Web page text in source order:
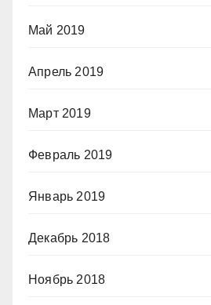
Май 2019
Апрель 2019
Март 2019
Февраль 2019
Январь 2019
Декабрь 2018
Ноябрь 2018